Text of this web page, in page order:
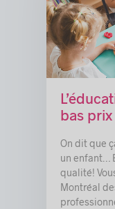
bas prix
On dit que
un enfant…
qualité!
Montréal